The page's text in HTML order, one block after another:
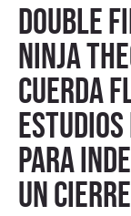
Double
Ninja
cuerda
estudios
para
un